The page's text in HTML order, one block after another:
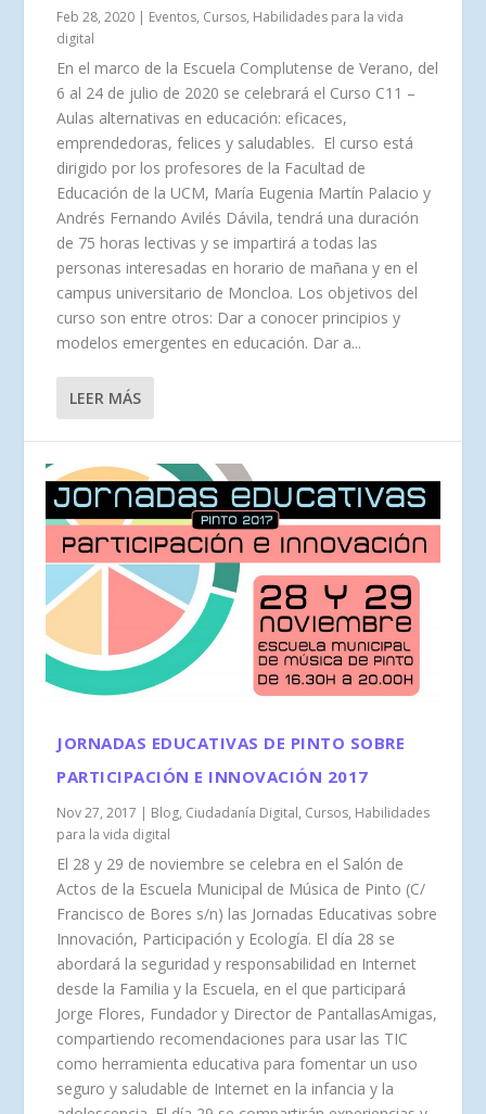
Feb 28, 2020 | Eventos, Cursos, Habilidades para la vida
digital
En el marco de la Escuela Complutense de Verano, del
6 al 24 de julio de 2020 se celebrará el Curso C11 –
Aulas alternativas en educación: eficaces,
emprendedoras, felices y saludables. El curso está
dirigido por los profesores de la Facultad de
Educación de la UCM, María Eugenia Martín Palacio y
Andrés Fernando Avilés Dávila, tendrá una duración
de 75 horas lectivas y se impartirá a todas las
personas interesadas en horario de mañana y en el
campus universitario de Moncloa. Los objetivos del
curso son entre otros: Dar a conocer principios y
modelos emergentes en educación. Dar a...
LEER MÁS
JORNADAS EDUCATIVAS DE PINTO SOBRE
PARTICIPACIÓN E INNOVACIÓN 2017
Nov 27, 2017 | Blog, Ciudadanía Digital, Cursos, Habilidades
para la vida digital
El 28 y 29 de noviembre se celebra en el Salón de
Actos de la Escuela Municipal de Música de Pinto (C/
Francisco de Bores s/n) las Jornadas Educativas sobre
Innovación, Participación y Ecología. El día 28 se
abordará la seguridad y responsabilidad en Internet
desde la Familia y la Escuela, en el que participará
Jorge Flores, Fundador y Director de PantallasAmigas,
compartiendo recomendaciones para usar las TIC
como herramienta educativa para fomentar un uso
seguro y saludable de Internet en la infancia y la